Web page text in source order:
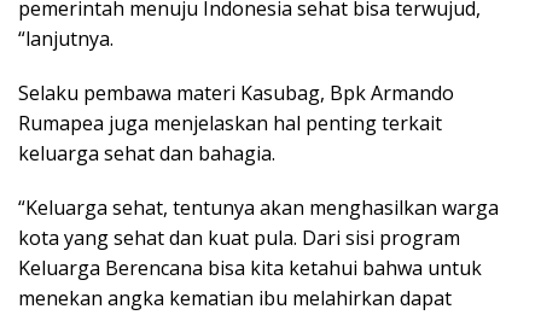
pemerintah menuju Indonesia sehat bisa terwujud,
“lanjutnya.
Selaku pembawa materi Kasubag, Bpk Armando
Rumapea juga menjelaskan hal penting terkait
keluarga sehat dan bahagia.
“Keluarga sehat, tentunya akan menghasilkan warga
kota yang sehat dan kuat pula. Dari sisi program
Keluarga Berencana bisa kita ketahui bahwa untuk
menekan angka kematian ibu melahirkan dapat